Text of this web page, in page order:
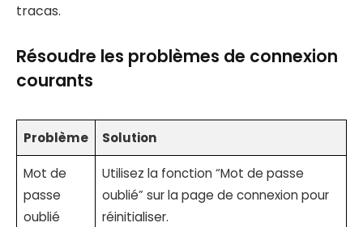
tracas.
Résoudre les problèmes de connexion
courants
Problème Solution
Mot de
passe
oublié
Utilisez la fonction “Mot de passe
oublié” sur la page de connexion pour
réinitialiser.